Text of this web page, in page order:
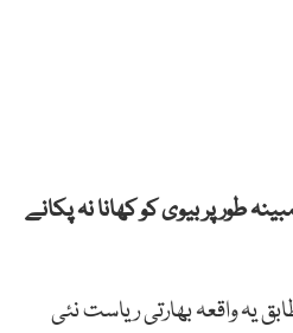
طور پر بیوی کو کھانا نہ پکانے
یہ واقعہ بھارتی ریاست نئی